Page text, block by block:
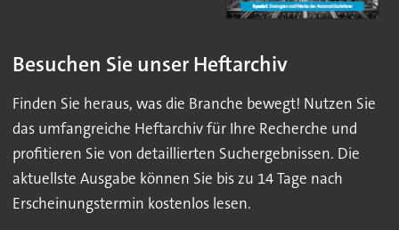
Besuchen Sie unser Heftarchiv
Finden Sie heraus, was die Branche bewegt! Nutzen Sie
das umfangreiche Heftarchiv für Ihre Recherche und
profitieren Sie von detaillierten Suchergebnissen. Die
aktuellste Ausgabe können Sie bis zu 14 Tage nach
Erscheinungstermin kostenlos lesen.